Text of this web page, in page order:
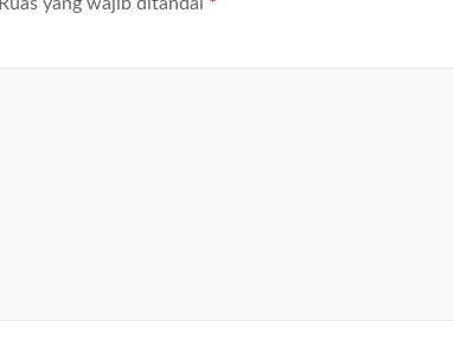
Ruas yang wajib ditandai *